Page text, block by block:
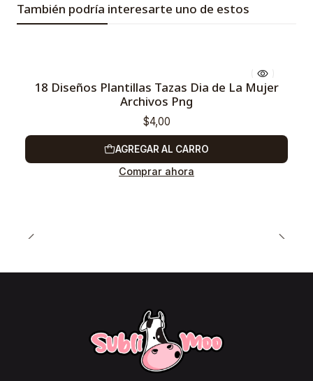
También podría interesarte uno de estos
18 Diseños Plantillas Tazas Dia de La Mujer
Archivos Png
$4,00
AGREGAR AL CARRO
Comprar ahora